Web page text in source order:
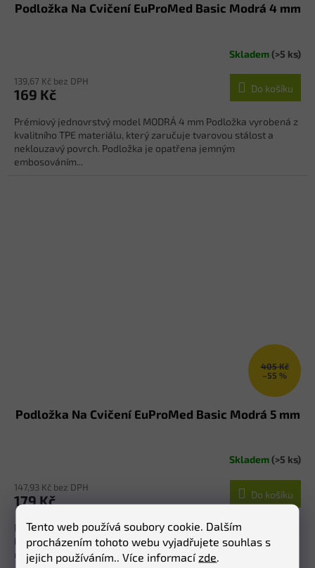
Tento web používá soubory cookie. Dalším
procházením tohoto webu vyjadřujete souhlas s
jejich používáním.. Více informacízde
Podložka Na Cvičení EuProMed Basic Modrá 4 mm
Skladem(>5 ks)
139,67 Kč bez DPH
169 Kč Do košíku
Prémiový jednovrstvý model MODRÁ 4 mm Podložka vyrobená z
kvalitního TPE materiálu, který zaručuje tvarovou stálost a
neklouzavý povrch. Podložka je opatřena jemným
embosováním...
405 Kč
–55 %
Podložka Na Cvičení EuProMed Basic Modrá 5 mm
Skladem(>5 ks)
147,93 Kč bez DPH
179 Kč Do košíku
Prémiový jednovrstvý model MODRÁ 5 mm Podložka vyrobená z
kvalitního TPE materiálu, který zaručuje tvarovou stálost a
neklouzavý povrch. Podložka je opatřena jemným...